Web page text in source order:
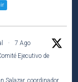
·
7 Ago
Ejecutivo de
Salazar, coordinador